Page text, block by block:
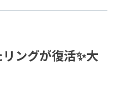
ングが復活✨大